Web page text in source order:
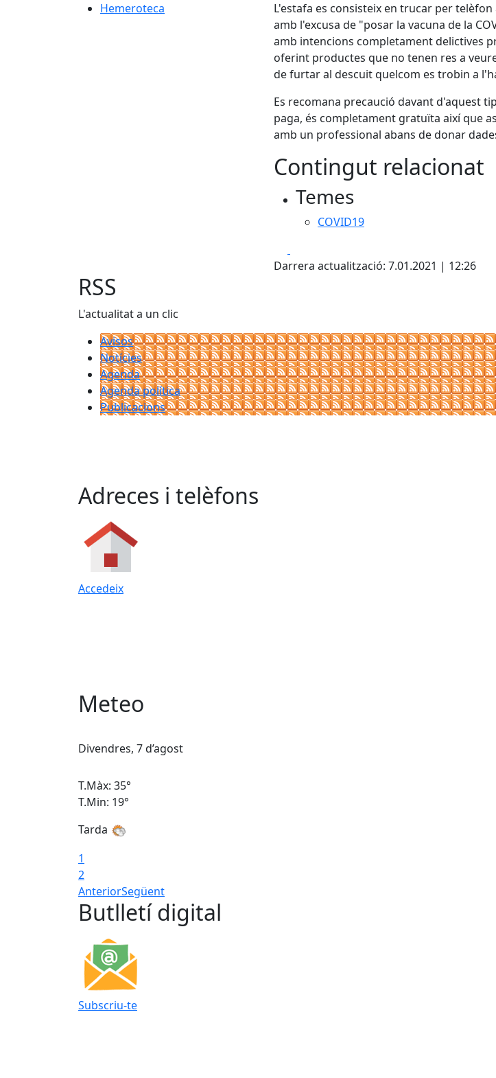
Hemeroteca
L'estafa es consisteix en trucar per
amb l'excusa de "posar la vacuna de la
amb intencions completament delictives
oferint productes que no tenen res a
de furtar al descuit quelcom es trobin a
Es recomana precaució davant d'aquest
paga, és completament gratuïta així que
amb un professional abans de donar
Contingut relacionat
Temes
COVID19
Darrera actualització: 7.01.2021 | 12:26
RSS
L'actualitat a un clic
Avisos
Notícies
Agenda
Agenda política
Publicacions
Adreces i telèfons
Accedeix
Meteo
Divendres, 7 d’agost
T.Màx: 35°
T.Min: 19°
Tarda
1
2
AnteriorSegüent
Butlletí digital
Subscriu-te